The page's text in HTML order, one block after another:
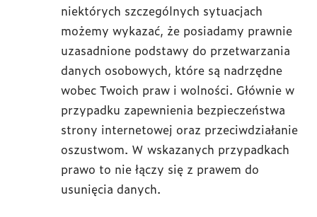
niektórych szczególnych sytuacjach
możemy wykazać, że posiadamy prawnie
uzasadnione podstawy do przetwarzania
danych osobowych, które są nadrzędne
wobec Twoich praw i wolności. Głównie w
przypadku zapewnienia bezpieczeństwa
strony internetowej oraz przeciwdziałanie
oszustwom. W wskazanych przypadkach
prawo to nie łączy się z prawem do
usunięcia danych.